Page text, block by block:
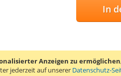
Anzeigen zu
jederzeit auf unserer Datenschutz-
In
ZUR
ZUR